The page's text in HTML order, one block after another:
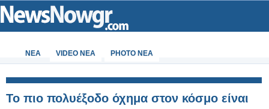
ΝΕΑ VIDEO NEA PHOTO NEA
Το πιο πολυέξοδο όχημα στον κόσμο είναι